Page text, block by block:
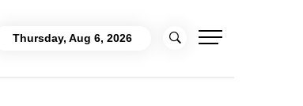
Thursday, Aug 6, 2026